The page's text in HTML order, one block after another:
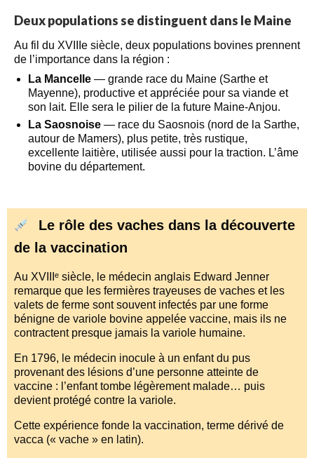
Deux populations se distinguent dans le Maine
Au fil du XVIIIe siècle, deux populations bovines prennent
de l’importance dans la région :
La Mancelle — grande race du Maine (Sarthe et
Mayenne), productive et appréciée pour sa viande et
son lait. Elle sera le pilier de la future Maine-Anjou.
La Saosnoise — race du Saosnois (nord de la Sarthe,
autour de Mamers), plus petite, très rustique,
excellente laitière, utilisée aussi pour la traction. L’âme
bovine du département.
Le rôle des vaches dans la découverte
de la vaccination
Au XVIIIᵉ siècle, le médecin anglais Edward Jenner
remarque que les fermières trayeuses de vaches et les
valets de ferme sont souvent infectés par une forme
bénigne de variole bovine appelée vaccine, mais ils ne
contractent presque jamais la variole humaine.
En 1796, le médecin inocule à un enfant du pus
provenant des lésions d’une personne atteinte de
vaccine : l’enfant tombe légèrement malade… puis
devient protégé contre la variole.
Cette expérience fonde la vaccination, terme dérivé de
vacca (« vache » en latin).